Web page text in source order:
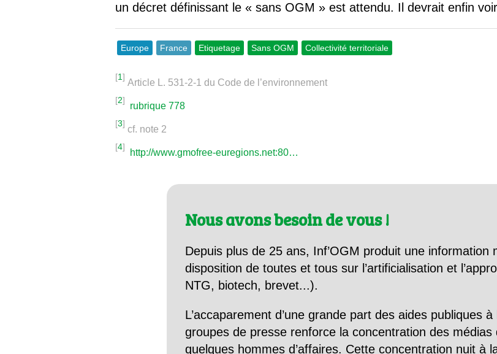
un décret définissant le « sans OGM » est attendu. Il devrait enfin voir
Europe France Etiquetage Sans OGM Collectivité territoriale
[1]
Article L. 531-2-1 du Code de l’environnement
[2]
rubrique 778
[3]
cf. note 2
[4]
http://www.gmofree-euregions.net:80…
Nous avons besoin de vous !
Depuis plus de 25 ans, Inf’OGM produit une information
disposition de toutes et tous sur l’artificialisation et
NTG, biotech, brevet...).
L’accaparement d’une grande part des aides publiques
groupes de presse renforce la concentration des médias
quelques hommes d’affaires. Cette concentration nuit à